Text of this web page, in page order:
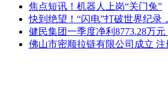
焦点短讯！机器人上岗“关门兔”
快到绝望！“闪电”打破世界纪录
健民集团一季度净利8773.28万
佛山市密顺拉链有限公司成立 注